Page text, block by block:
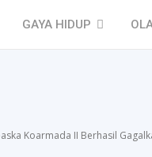
GAYA HIDUP
Koarmada II Berhasil